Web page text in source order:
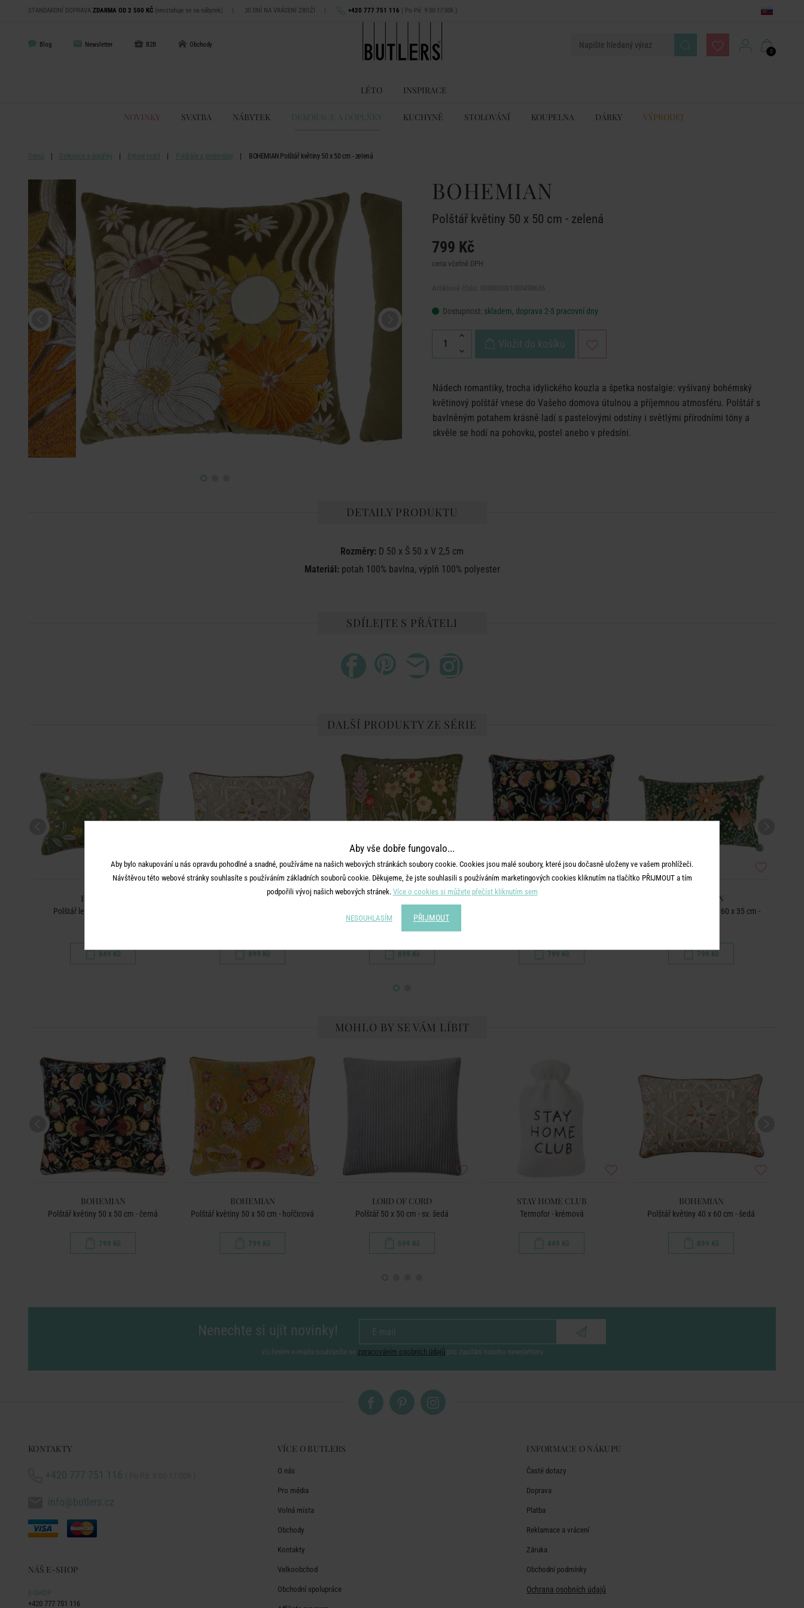
STANDARDNÍ DOPRAVA ZDARMA OD 2 500 KČ (nevztahuje se na nábytek) | 30 DNÍ NA VRÁCENÍ ZBOŽÍ | +420 777 751 116 ( Po-Pá: 9:00-17:00h )
Blog Newsletter B2B Obchody
0
LÉTO INSPIRACE
NOVINKY SVATBA NÁBYTEK DEKORACE A DOPLŇKY KUCHYNĚ STOLOVÁNÍ KOUPELNA DÁRKY VÝPRODEJ
Domů Dekorace a doplňky Bytový textil Polštáře a podsedáky BOHEMIAN Polštář květiny 50 x 50 cm - zelená
BOHEMIAN
Polštář květiny 50 x 50 cm - zelená
799 Kč
cena včetně DPH
Dostupnost: skladem, doprava 2-5 pracovní dny
Vložit do košíku
Nádech romantiky, trocha idylického kouzla a špetka nostalgie: vyšívaný bohémský
květinový polštář vnese do Vašeho domova útulnou a příjemnou atmosféru. Polštář s
bavlněným potahem krásně ladí s pastelovými odstíny i světlými přírodními tóny a
skvěle se hodí na pohovku, postel anebo v předsíni.
DETAILY PRODUKTU
Rozměry: D 50 x Š 50 x V 2,5 cm
Materiál:potah 100% bavlna, výplň 100% polyester
SDÍLEJTE S PŘÁTELI
DALŠÍ PRODUKTY ZE SÉRIE
BOHEMIAN
Polštář les 40 x 60 cm - zelená
849 Kč
BOHEMIAN
899 Kč
BOHEMIAN
Polštář květiny 50 x 50 cm - zelená
899 Kč
BOHEMIAN
799 Kč
BOHEMIAN
Polštář květinová louka 60 x 35 cm -
799 Kč
MOHLO BY SE VÁM LÍBIT
BOHEMIAN
Polštář květiny 50 x 50 cm - černá
799 Kč
BOHEMIAN
Polštář květiny 50 x 50 cm - hořčicová
799 Kč
LORD OF CORD
Polštář 50 x 50 cm - sv. šedá
599 Kč
STAY HOME CLUB
Termofor - krémová
449 Kč
BOHEMIAN
Polštář květiny 40 x 60 cm - šedá
899 Kč
Nenechte si ujít novinky!
vložením e-mailu souhlasíte se zpracováním osobních údajů pro zasílání našeho newsletteru
KONTAKTY
+420 777 751 116
info@butlers.cz
NÁŠ E-SHOP
E-SHOP
+420 777 751 116
VÍCE O BUTLERS
O nás
Pro média
Volná místa
Obchody
Kontakty
Velkoobchod
Obchodní spolupráce
INFORMACE O NÁKUPU
Časté dotazy
Doprava
Platba
Reklamace a vrácení
Záruka
Obchodní podmínky
Ochrana osobních údajů
Aby vše dobře fungovalo...
Aby bylo nakupování u nás opravdu pohodlné a snadné, používáme na našich webových stránkách soubory cookie. Cookies jsou malé soubory, které jsou dočasně uloženy ve vašem prohlížeči.
Návštěvou této webové stránky souhlasíte s používáním základních souborů cookie. Děkujeme, že jste souhlasili s používáním marketingových cookies kliknutím na tlačítko PŘIJMOUT a tím
podpořili vývoj našich webových stránek. Více o cookies si můžete přečíst kliknutím sem
NESOUHLASÍM PŘIJMOUT